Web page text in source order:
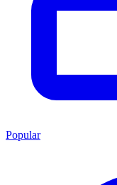
Popular